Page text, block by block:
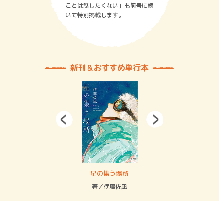
ことは話したくない」も前号に続
いて特別掲載します。
新刊＆おすすめ単行本
星の集う場所
著／伊藤佐凪